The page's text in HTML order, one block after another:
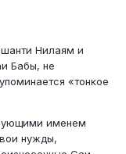
Нилаям и
Бабы, не
«тонкое
именем
нужды,